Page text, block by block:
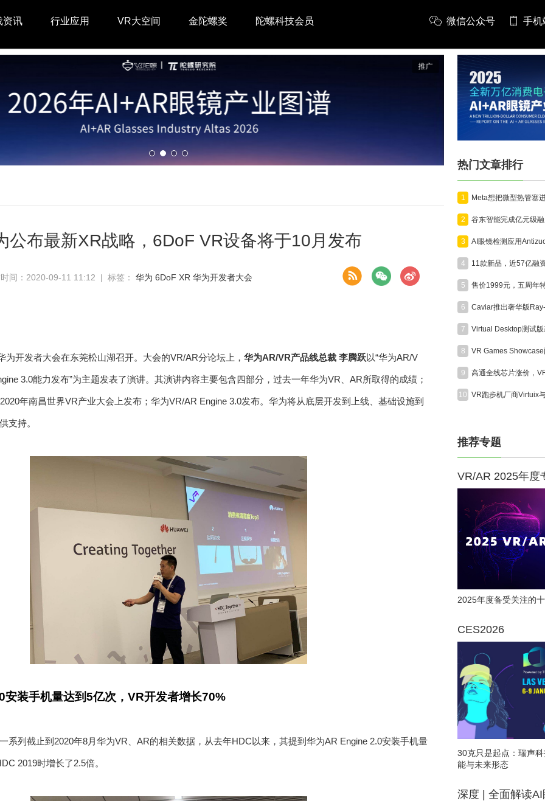
资讯 行业应用 VR大空间 金陀螺奖 陀螺科技会员 微信公众号 手机
推广
公布最新XR战略，6DoF VR设备将于10月发布
间：2020-09-11 11:12 | 标签： 华为 6DoF XR 华为开发者大会
为开发者大会在东莞松山湖召开。大会的VR/AR分论坛上， 华为AR/VR产品线总裁 李腾跃以“华为AR/V
3.0能力发布”为主题发表了演讲。其演讲内容主要包含四部分，过去一年华为VR AR所取得的成绩；
2020年南昌世界VR产业大会上发布；华为VR/AR Engine 3.0发布。华为将从底层开发到上线、基础设施到
支持。
安装手机量达到5亿次， VR开发者增长70%
系列截止到 2020年8月华为VR AR的相关数据，从去年HDC以来，其提到华为AR Engine 2.0安装手机量
2019时增长了2.5倍。
热门文章排行
1
2
3
4
5
6
7
8
9
10
推荐专题
VR/AR 2025年度
2025年度备受关注的
CES2026
30克只是起点：瑞声
能与未来形态
深度 | 全面解读AI